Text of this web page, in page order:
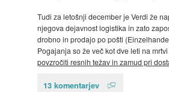
Tudi za letošnji december je Verdi že
njegova dejavnost logistika in zato
drobno in prodajo po pošti
Pogajanja so že več kot dve leti na
povzročiti resnih težav in zamud pri
13 komentarjev